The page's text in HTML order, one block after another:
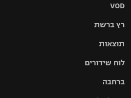
VOD
רץ ברשת
תוצאות
לוח שידורים
ברחבה